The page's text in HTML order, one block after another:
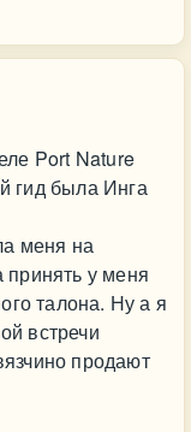
Port Nature
гид была Инга
меня на
принять у меня
талона. Ну а я
встречи
продают